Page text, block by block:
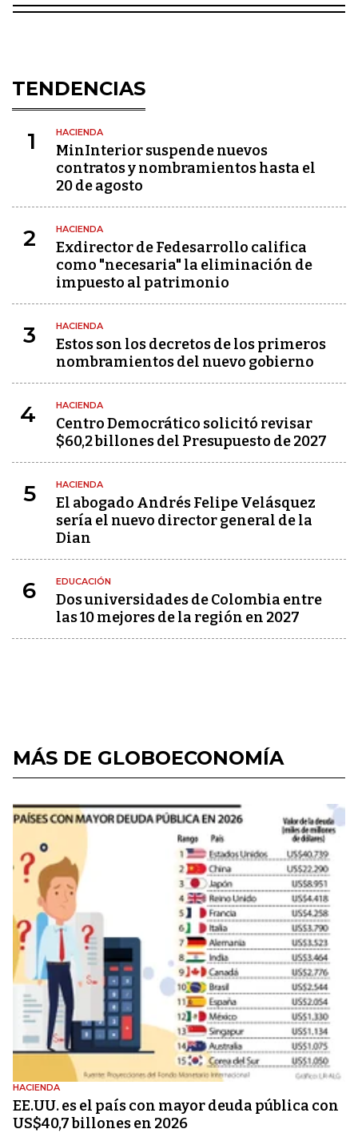
TENDENCIAS
1 HACIENDA
MinInterior suspende nuevos
contratos y nombramientos hasta el
20 de agosto
2 HACIENDA
Exdirector de Fedesarrollo califica
como "necesaria" la eliminación de
impuesto al patrimonio
3 HACIENDA
Estos son los decretos de los primeros
nombramientos del nuevo gobierno
4 HACIENDA
Centro Democrático solicitó revisar
$60,2 billones del Presupuesto de 2027
5 HACIENDA
El abogado Andrés Felipe Velásquez
sería el nuevo director general de la
Dian
6 EDUCACIÓN
Dos universidades de Colombia entre
las 10 mejores de la región en 2027
MÁS DE GLOBOECONOMÍA
HACIENDA
EE.UU. es el país con mayor deuda pública con
US$40,7 billones en 2026